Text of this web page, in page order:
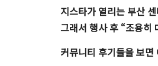
지스타가 열리는 부산
그래서 행사 후 “조용히
커뮤니티 후기들을 보